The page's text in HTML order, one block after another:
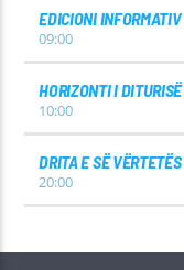
EDICIONI INFORMATIV
09:00
HORIZONTI I DITURISË
10:00
DRITA E SË VËRTETËS
20:00